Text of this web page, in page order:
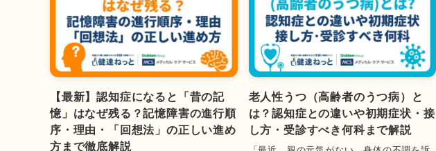
【最新】認知症になると「昔の記
憶」はなぜ残る？記憶障害の進行順
序・理由・「回想法」の正しい進め
方まで徹底解説
老人性うつ（高齢者のうつ病）と
は？認知症との違いや初期症状・接
し方・受診すべき何科まで解説